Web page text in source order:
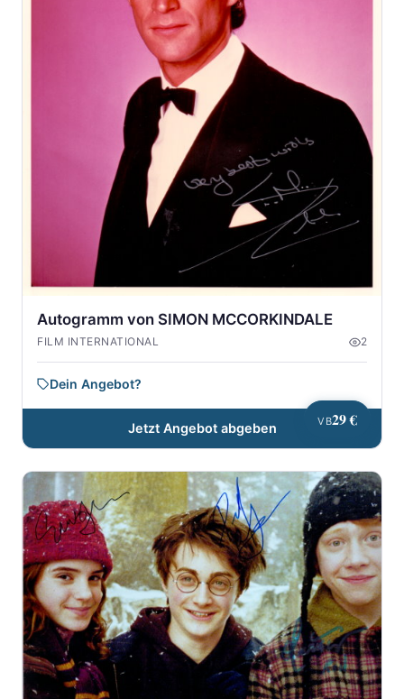
VB29 €
Autogramm von SIMON MCCORKINDALE
FILM INTERNATIONAL 2
Dein Angebot?
Jetzt Angebot abgeben